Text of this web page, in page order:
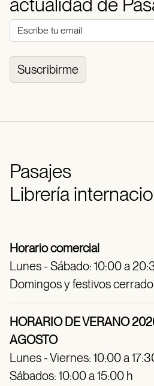
Suscribirme
Pasajes
Librería
Horario comercial
Lunes - Sábado: 10:00 a
Domingos y festivos cerrado
HORARIO DE VERANO
AGOSTO
Lunes - Viernes: 10:00 a
Sábados: 10:00 a 15:00 h